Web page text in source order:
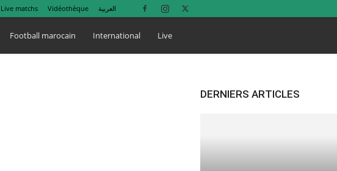
Live matchs Vidéothèque العربية
Football marocain International Live
DERNIERS ARTICLES